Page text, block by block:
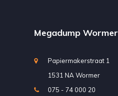
Megadump Wormer
Papiermakerstraat 1
1531 NA Wormer
075 - 74 000 20